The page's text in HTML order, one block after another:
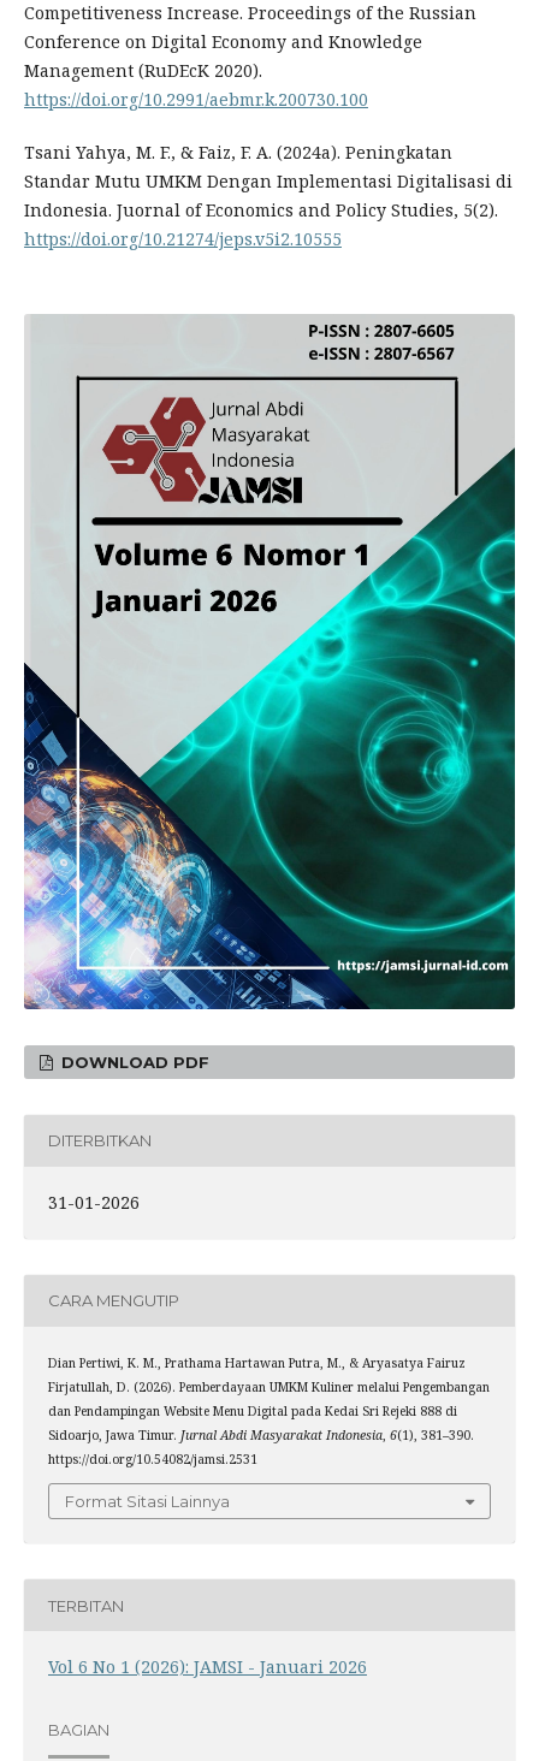
Competitiveness Increase. Proceedings of the Russian
Conference on Digital Economy and Knowledge
Management (RuDEcK 2020).
https://doi.org/10.2991/aebmr.k.200730.100
Tsani Yahya, M. F., & Faiz, F. A. (2024a). Peningkatan
Standar Mutu UMKM Dengan Implementasi Digitalisasi di
Indonesia. Juornal of Economics and Policy Studies, 5(2).
https://doi.org/10.21274/jeps.v5i2.10555
DOWNLOAD PDF
DITERBITKAN
31-01-2026
CARA MENGUTIP
Dian Pertiwi, K. M., Prathama Hartawan Putra, M., & Aryasatya Fairuz
Firjatullah, D. (2026). Pemberdayaan UMKM Kuliner melalui Pengembangan
dan Pendampingan Website Menu Digital pada Kedai Sri Rejeki 888 di
Sidoarjo, Jawa Timur. Jurnal Abdi Masyarakat Indonesia, 6(1), 381–390.
https://doi.org/10.54082/jamsi.2531
Format Sitasi Lainnya
TERBITAN
Vol 6 No 1 (2026): JAMSI - Januari 2026
BAGIAN